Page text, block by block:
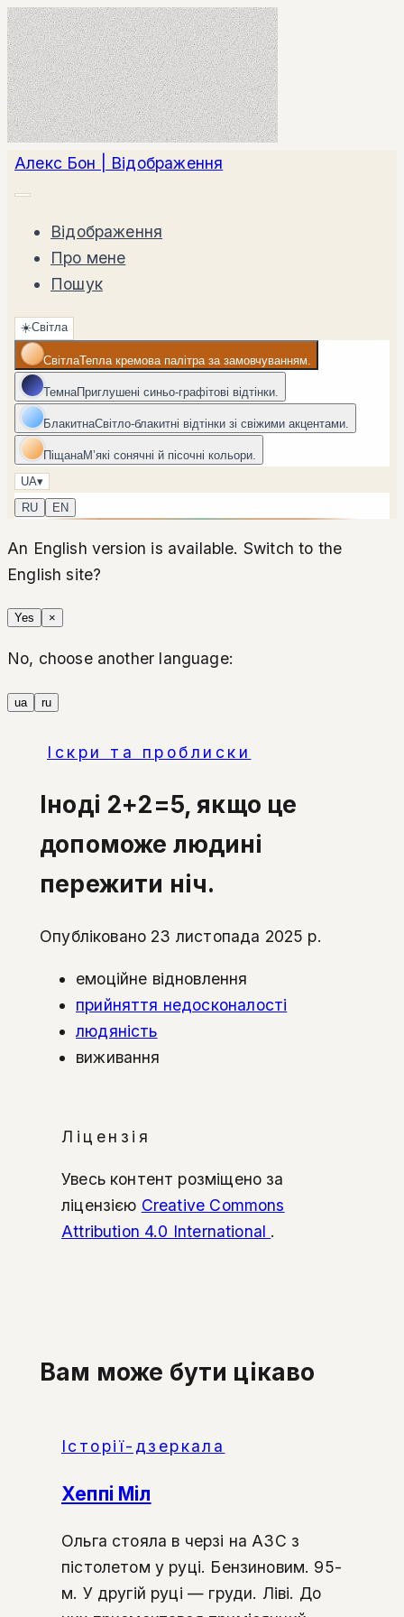
Алекс Бон | Відображення
Відображення
Про мене
Пошук
☀️Світла
СвітлаТепла кремова палітра за замовчуванням.
ТемнаПриглушені синьо-графітові відтінки.
БлакитнаСвітло-блакитні відтінки зі свіжими акцентами.
ПіщанаМʼякі сонячні й пісочні кольори.
UA▾
RU
EN
An English version is available. Switch to the
English site?
Yes ×
No, choose another language:
ua ru
Іскри та проблиски
Іноді 2+2=5, якщо це
допоможе людині
пережити ніч.
Опубліковано 23 листопада 2025 р.
емоційне відновлення
прийняття недосконалості
людяність
виживання
Ліцензія
Увесь контент розміщено за
ліцензією Creative Commons
Attribution 4.0 International .
Вам може бути цікаво
Історії-дзеркала
Хеппі Міл
Ольга стояла в черзі на АЗС з
пістолетом у руці. Бензиновим. 95-
м. У другій руці — груди. Ліві. До